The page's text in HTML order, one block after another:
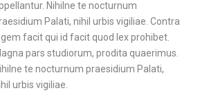
Nihilne te nocturnum
Palati, nihil urbis vigiliae. Contra
facit qui id facit quod lex prohibet.
pars studiorum, prodita quaerimus.
te nocturnum praesidium Palati,
urbis vigiliae.